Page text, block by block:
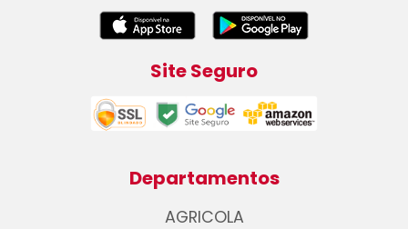
Site Seguro
Departamentos
AGRICOLA